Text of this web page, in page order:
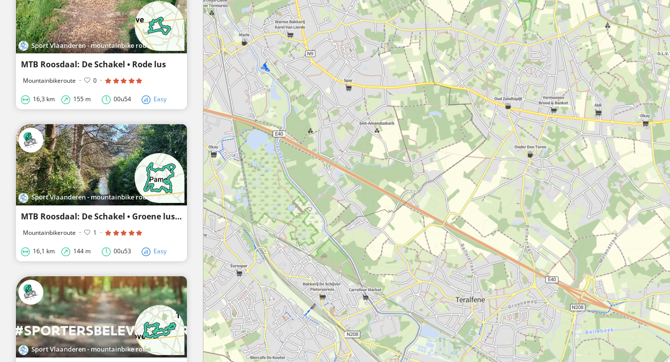
Sport Vlaanderen - mountainbike routes
MTB Roosdaal: De Schakel • Rode lus
Mountainbikeroute · 0 ·
16,3 km 155 m 00u54 Easy
Sport Vlaanderen - mountainbike routes
MTB Roosdaal: De Schakel • Groene lus Belleheide
Mountainbikeroute · 1 ·
16,1 km 144 m 00u53 Easy
Sport Vlaanderen - mountainbike routes